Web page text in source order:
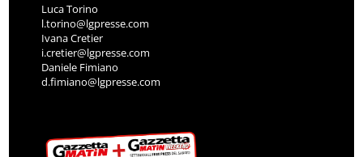
Luca Torino
l.torino@lgpresse.com
Ivana Cretier
i.cretier@lgpresse.com
Daniele Fimiano
d.fimiano@lgpresse.com